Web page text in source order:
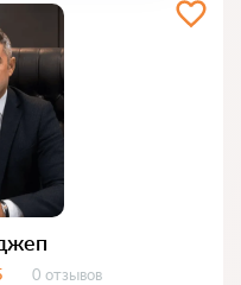
Отзывов:
0 отзывов